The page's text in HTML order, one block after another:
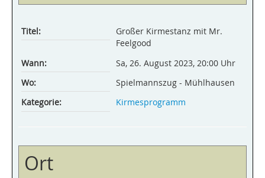
Titel:
Großer Kirmestanz mit Mr.
Feelgood
Wann:
Sa, 26. August 2023, 20:00 Uhr
Wo:
Spielmannszug - Mühlhausen
Kategorie:
Kirmesprogramm
Ort